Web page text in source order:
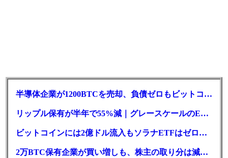
半導体企業が1200BTCを売却、負債ゼロもビットコイン戦略は後退
リップル保有が半年で55%減｜グレースケールのETF、純資産1.6億ドル減
ビットコインには2億ドル流入もソラナETFはゼロ｜5営業日連続で停止
2万BTC保有企業が買い増しも、株主の取り分は減少｜目標と逆行